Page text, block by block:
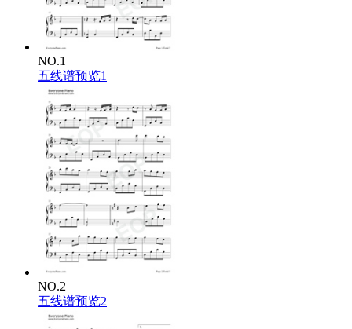
NO.1
五线谱预览1
NO.2
五线谱预览2